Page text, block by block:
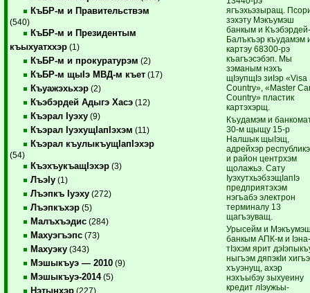
КъБР-м и Правительствэм
(540)
КъБР-м и Президентым
къыхуатххэр (1)
КъБР-м и прокуратурэм (2)
КъБР-м щыIэ МВД-м къет (17)
Къуажэхьхэр (2)
Къэбэрдей Адыгэ Хасэ (12)
Къэрал Iуэху (9)
Къэрал IуэхущIапIэхэм (11)
Къэрал къулыкъущIапIэхэр
(54)
КъэхъукъащIэхэр (3)
ЛъэIу (1)
Лъэпкъ Iуэху (272)
Лъэпкъхэр (5)
Малъхъэдис (284)
Махуэгъэпс (73)
Махуэку (343)
Мэшыкъуэ — 2010 (9)
Мэшыкъуэ-2014(5)
Нэтынхэр (227)
ягъэхьэзыращ.
зэхэту Мэкъумэш
банкым и
Балъкъэр къудамэм
картэу 68300-рэ
къагъэсэбэп. Мы
зэманым нэхъ
щIэупщIэ зиIэр «Visa
Country», «Master
Country» пластик
картэхэрщ.
Къудамэм и
30-м щыщу 15-р
Налшык щыIэщ,
адрейхэр
и район центрхэм
щолажьэ. Сату
Iуэхутхьэ­бзэщIапIэ
предприятэхэм
нэгъабэ электрон
терминалу 13
щагъэуващ.
Урысейм и
банкым АПК-м и
тIэхэм ярит
ныгъэм дяпэкIи
хъуэ­­нущ, ахэр
нэхъыбэу зы­хуеи­ну
кредит лIэужьы­